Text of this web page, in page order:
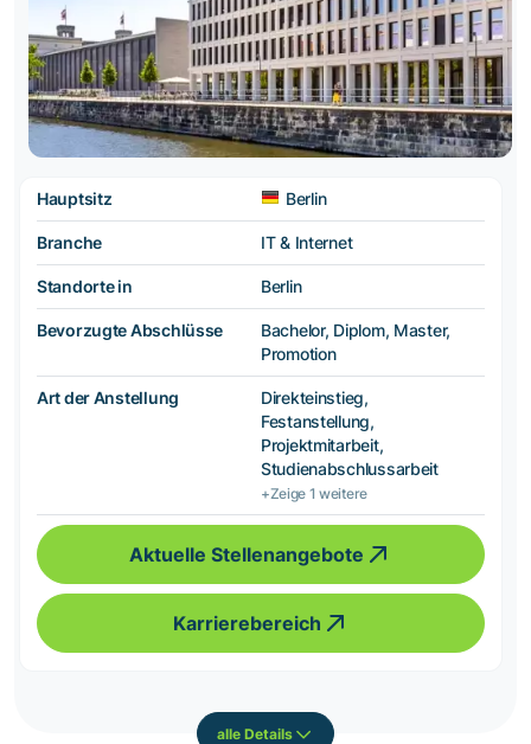
Hauptsitz Berlin
Branche IT & Internet
Standorte in Berlin
Bevorzugte Abschlüsse
Bachelor, Diplom, Master,
Promotion
Art der Anstellung
Direkteinstieg,
Festanstellung,
Projektmitarbeit,
Studienabschlussarbeit
+Zeige 1 weitere
Aktuelle Stellenangebote
Karrierebereich
alle Details